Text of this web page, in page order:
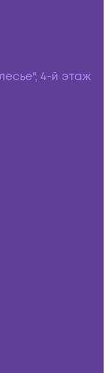
4-й этаж